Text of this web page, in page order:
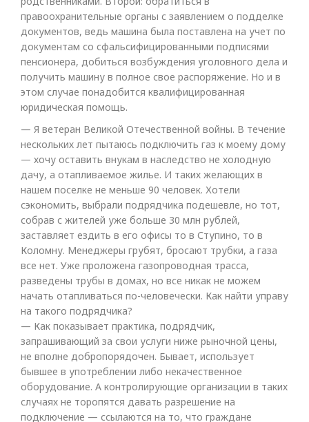
правоохранительные органы с заявлением о подделке
документов, ведь машина была поставлена на учет по
документам со сфальсифицированными подписями
пенсионера, добиться возбуждения уголовного дела и
получить машину в полное свое распоряжение. Но и в
этом случае понадобится квалифицированная
юридическая помощь.
— Я ветеран Великой Отечественной войны. В течение
нескольких лет пытаюсь подключить газ к моему дому
— хочу оставить внукам в наследство не холодную
дачу, а отапливаемое жилье. И таких желающих в
нашем поселке не меньше 90 человек. Хотели
сэкономить, выбрали подрядчика подешевле, но тот,
собрав с жителей уже больше 30 млн рублей,
заставляет ездить в его офисы то в Ступино, то в
Коломну. Менеджеры грубят, бросают трубки, а газа
все нет. Уже проложена газопроводная трасса,
разведены трубы в домах, но все никак не можем
начать отапливаться по-человечески. Как найти управу
на такого подрядчика?
— Как показывает практика, подрядчик,
запрашивающий за свои услуги ниже рыночной цены,
не вполне добропорядочен. Бывает, использует
бывшее в употреблении либо некачественное
оборудование. А контролирующие организации в таких
случаях не торопятся давать разрешение на
подключение — ссылаются на то, что граждане